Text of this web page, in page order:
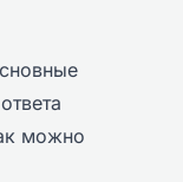
можно